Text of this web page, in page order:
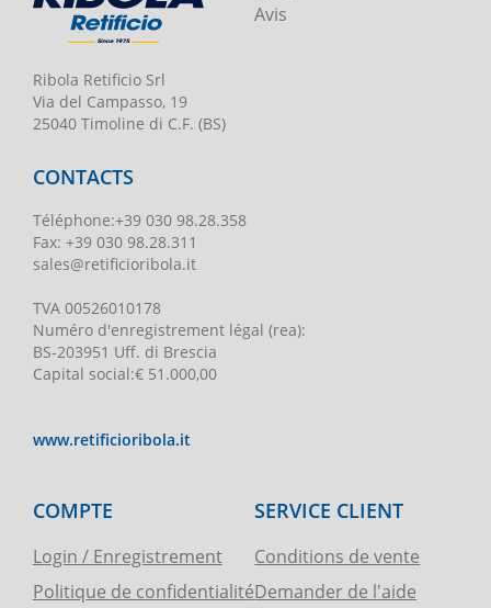
Ribola Retificio Srl
Via del Campasso, 19
25040 Timoline di C.F. (BS)
Avis
CONTACTS
Téléphone:+39 030 98.28.358
Fax: +39 030 98.28.311
sales@retificioribola.it
TVA 00526010178
Numéro d'enregistrement légal (rea):
BS-203951 Uff. di Brescia
Capital social:€ 51.000,00
www.retificioribola.it
COMPTE
Login / Enregistrement
Politique de confidentialité
SERVICE CLIENT
Conditions de vente
Demander de l'aide